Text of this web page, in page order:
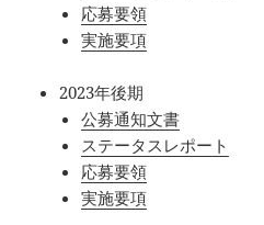
応募要領
実施要項
2023年後期
公募通知文書
ステータスレポート
応募要領
実施要項